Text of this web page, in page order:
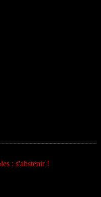
: s'abstenir !